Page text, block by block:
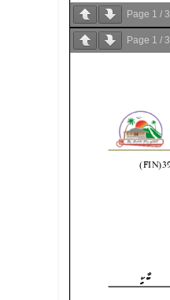
Page 1 / 3
Page 1 / 3